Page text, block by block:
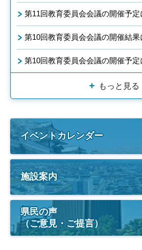
第11回教育委員会会議の開催予定
第10回教育委員会会議の開催結果
第10回教育委員会会議の開催予定
もっと見る
イベントカレンダー
施設案内
県民の声
（ご意見・ご提言）